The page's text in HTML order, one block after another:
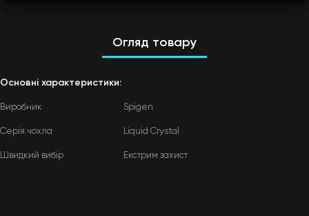
Огляд товару
Основні характеристики:
Виробник Spigen
Серія чохла Liquid Crystal
Швидкий вибір Екстрим захист